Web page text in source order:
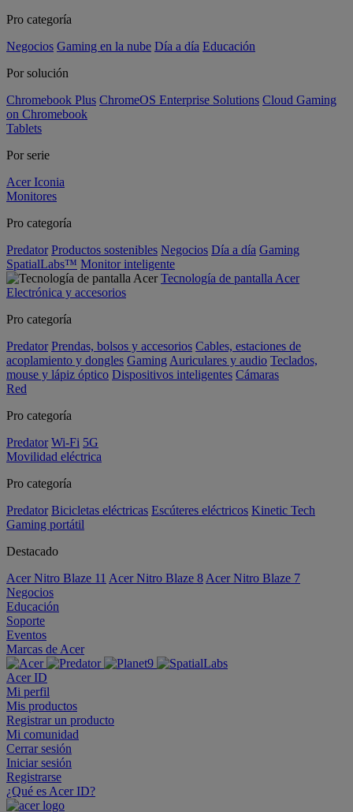
Pro categoría
Negocios Gaming en la nube Día a día Educación
Por solución
Chromebook Plus ChromeOS Enterprise Solutions Cloud Gaming
on Chromebook
Tablets
Por serie
Acer Iconia
Monitores
Pro categoría
Predator Productos sostenibles Negocios Día a día Gaming
SpatialLabs™ Monitor inteligente
Tecnología de pantalla Acer
Electrónica y accesorios
Pro categoría
Predator Prendas, bolsos y accesorios Cables, estaciones de
acoplamiento y dongles Gaming Auriculares y audio Teclados,
mouse y lápiz óptico Dispositivos inteligentes Cámaras
Red
Pro categoría
Predator Wi-Fi 5G
Movilidad eléctrica
Pro categoría
Predator Bicicletas eléctricas Escúteres eléctricos Kinetic Tech
Gaming portátil
Destacado
Acer Nitro Blaze 11 Acer Nitro Blaze 8 Acer Nitro Blaze 7
Negocios
Educación
Soporte
Eventos
Marcas de Acer
Acer ID
Mi perfil
Mis productos
Registrar un producto
Mi comunidad
Cerrar sesión
Iniciar sesión
Registrarse
¿Qué es Acer ID?